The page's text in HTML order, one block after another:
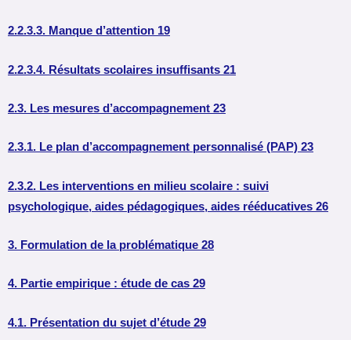
2.2.3.3. Manque d’attention 19
2.2.3.4. Résultats scolaires insuffisants 21
2.3. Les mesures d’accompagnement 23
2.3.1. Le plan d’accompagnement personnalisé (PAP) 23
2.3.2. Les interventions en milieu scolaire : suivi
psychologique, aides pédagogiques, aides rééducatives 26
3. Formulation de la problématique 28
4. Partie empirique : étude de cas 29
4.1. Présentation du sujet d’étude 29